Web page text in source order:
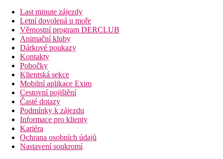
Last minute zájezdy
Letní dovolená u moře
Věrnostní program DERCLUB
Animační kluby
Dárkové poukazy
Kontakty
Pobočky
Klientská sekce
Mobilní aplikace Exim
Cestovní pojištění
Časté dotazy
Podmínky k zájezdu
Informace pro klienty
Kariéra
Ochrana osobních údajů
Nastavení soukromí